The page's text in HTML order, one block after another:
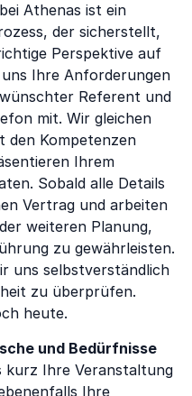
Athenas ist ein
der sicherstellt,
Perspektive auf
Ihre Anforderungen
Referent und
mit. Wir gleichen
den Kompetenzen
Ihrem
Sobald alle Details
Vertrag und arbeiten
weiteren Planung,
zu gewährleisten.
uns selbstverständlich
zu überprüfen.
heute.
und Bedürfnisse
kurz Ihre Veranstaltung
Ihre